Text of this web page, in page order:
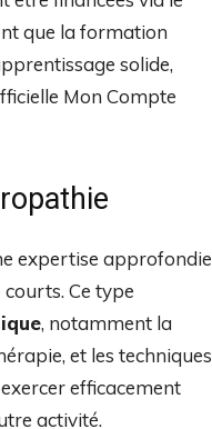
que la formation
solide,
Mon Compte
expertise approfondie
Ce type
, notamment la
et les techniques
efficacement
activité.